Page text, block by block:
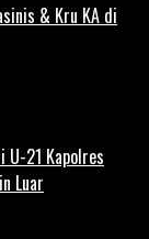
& Kru KA di
U-21 Kapolres
Luar